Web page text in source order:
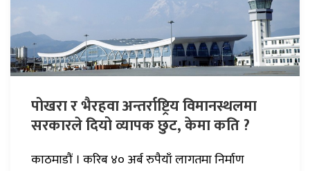
पोखरा र भैरहवा अन्तर्राष्ट्रिय विमानस्थलमा
सरकारले दियो व्यापक छुट, केमा कति ?
काठमाडौं । करिब ४० अर्ब रुपैयाँ लागतमा निर्माण